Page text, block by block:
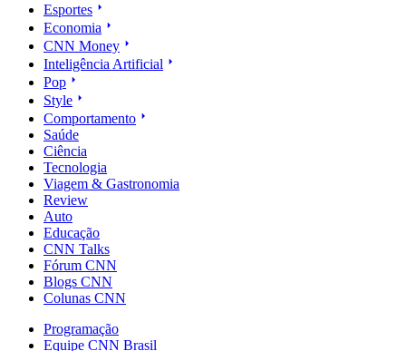
Esportes
Economia
CNN Money
Inteligência Artificial
Pop
Style
Comportamento
Saúde
Ciência
Tecnologia
Viagem & Gastronomia
Review
Auto
Educação
CNN Talks
Fórum CNN
Blogs CNN
Colunas CNN
Programação
Equipe CNN Brasil